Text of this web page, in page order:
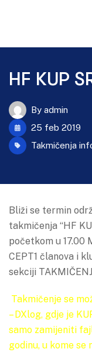
HF KUP
By admin
25 feb 2019
Takmičenja
Bliži se termin
takmičenja “HF
početkom u 17.00
CEPT1 članova i
sekciji
Takmičenje se
– DXlog, gdje je
samo zamijeniti
godinu, u kome se